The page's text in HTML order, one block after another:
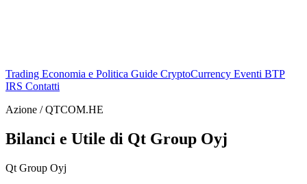
Trading Economia e Politica Guide CryptoCurrency Eventi BTP
IRS Contatti
Azione / QTCOM.HE
Bilanci e Utile di Qt Group Oyj
Qt Group Oyj